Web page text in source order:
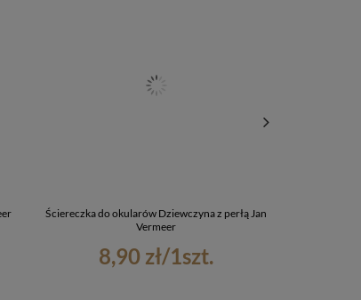
Ściereczka do okularów Dziewczyna z perłą Jan
Vermeer
8,90 zł/1szt.